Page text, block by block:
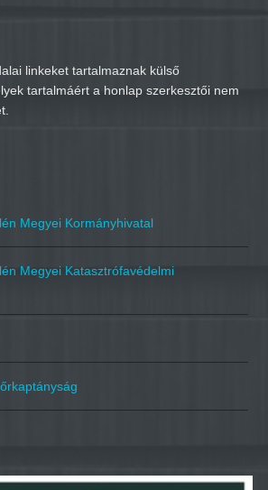
linkeket tartalmaznak külső
tartalmáért a honlap szerkesztői nem
Megyei Kormányhivatal
Megyei Katasztrófavédelmi